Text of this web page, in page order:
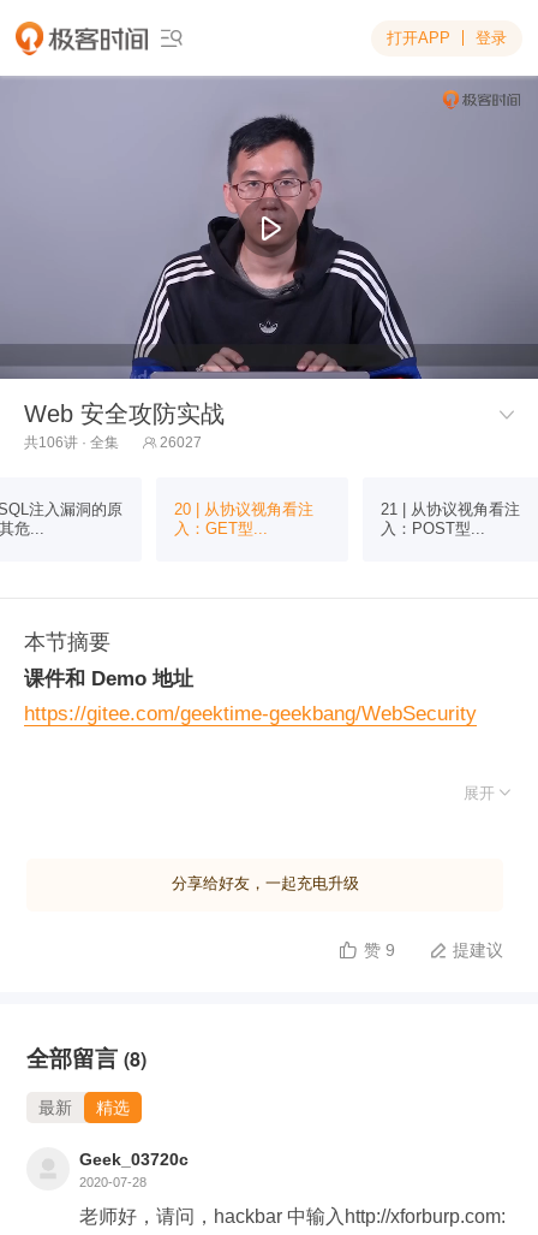
 打开APP 登录
Web 安全攻防实战 
共106讲 · 全集  26027
注入漏洞的原
危...
20 | 从协议视角看注
入：GET型...
21 | 从协议视角看注
入：POST型...
本节摘要
课件和 Demo 地址
https://gitee.com/geektime-geekbang/WebSecurity
展开 
分享给好友，一起充电升级
 赞 9  提建议
全部留言 (8)
最新 精选
Geek_03720c
2020-07-28
老师好，请问，hackbar 中输入http://xforburp.com: